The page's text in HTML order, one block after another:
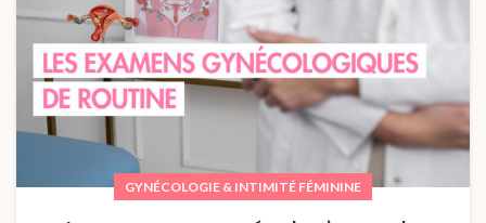
GYNÉCOLOGIE & INTIMITÉ FÉMININE